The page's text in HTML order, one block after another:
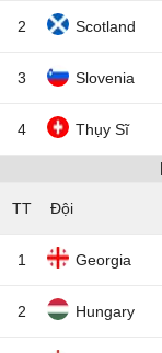
2 Scotland
3 Slovenia
4 Thụy Sĩ
TT Đội
1 Georgia
2 Hungary